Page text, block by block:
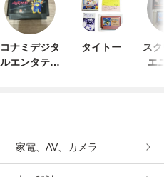
コナミデジタ
ルエンタテイ
タイトー
ス
エ
家電、AV、カメラ